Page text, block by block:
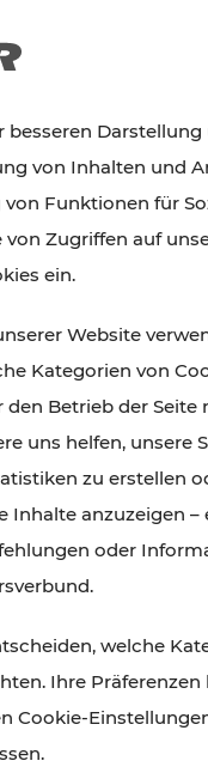
und das
Kultur und
purer Naturgenuss
mit den Ticket-
VOR gut und schnell
besseren Darstellung
von Inhalten und
Funktionen für
von Zugriffen auf
ein.
Website
Kategorien von
den Betrieb der Seite
uns helfen, unsere
zu erstellen
Inhalte anzuzeigen –
oder
welche
Ihre Präferenzen
Cookie-